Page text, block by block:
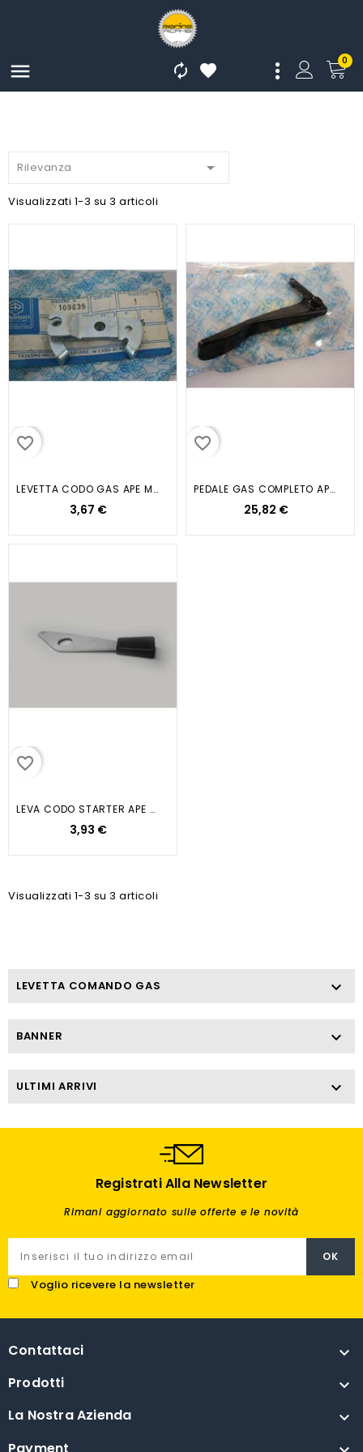
 0


Rilevanza 
Visualizzati 1-3 su 3 articoli
favorite_border
LEVETTA CODO GAS APE MP P501 P601
3,67 €
favorite_border
PEDALE GAS COMPLETO APE CAR P2...
25,82 €
favorite_border
LEVA CODO STARTER APE CAR P2 P3
3,93 €
Visualizzati 1-3 su 3 articoli
LEVETTA COMANDO GAS 
BANNER 
ULTIMI ARRIVI 
Registrati Alla Newsletter
Rimani aggiornato sulle offerte e le novità
Voglio ricevere la newsletter
Contattaci 
Prodotti 
La Nostra Azienda 
Payment